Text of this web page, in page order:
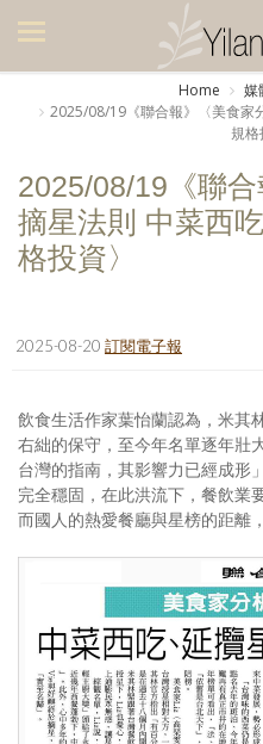
美食集
美飲集
廚房集
旅遊集
旅遊美食集
日記簿
餐桌週記
享樂隨手拍
照相簿
創意出版服務
歷史區
Home 媒
2025/08/19《聯合報》〈美食家
規格
2025/08/19《聯
摘星法則 中菜西
格投資〉
2025-08-20 訂閱電子報
飲食生活作家葉怡蘭認為，米其
右絀的保守，至今年名單逐年壯
台灣的指南，其影響力已經成形
完全穩固，在此洪流下，餐飲業
而國人的熱愛餐廳與星榜的距